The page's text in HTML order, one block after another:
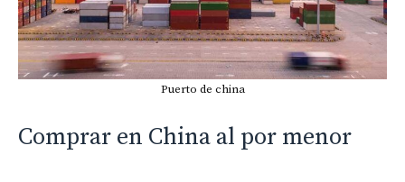
Puerto de china
Comprar en China al por menor